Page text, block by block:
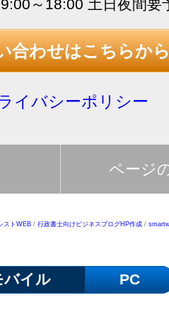
～18:00 土日夜間要
合わせはこちらか
イバシーポリシー
ページ
ストWEB/ 行政書士向けビジネスブログHP作成/
バイル PC